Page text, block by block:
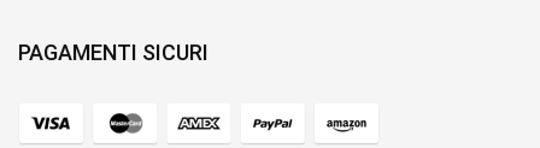
PAGAMENTI SICURI